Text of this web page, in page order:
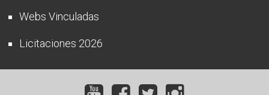
Webs Vinculadas
Licitaciones 2026